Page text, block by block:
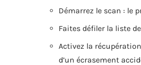
Démarrez le scan : le
Faites défiler la liste
Activez la
d’un écrasement